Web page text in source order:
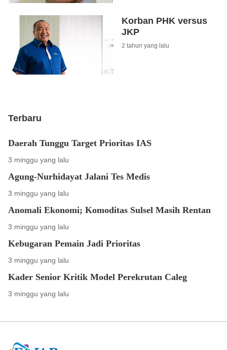
Korban PHK versus
JKP
2 tahun yang lalu
Terbaru
Daerah Tunggu Target Prioritas IAS
3 minggu yang lalu
Agung-Nurhidayat Jalani Tes Medis
3 minggu yang lalu
Anomali Ekonomi; Komoditas Sulsel Masih Rentan
3 minggu yang lalu
Kebugaran Pemain Jadi Prioritas
3 minggu yang lalu
Kader Senior Kritik Model Perekrutan Caleg
3 minggu yang lalu